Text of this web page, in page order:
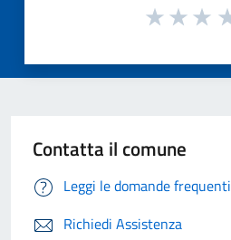
Contatta il comune
Leggi le domande frequenti
Richiedi Assistenza